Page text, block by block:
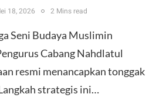
18, 2026 2 Mins read
Seni Budaya Muslimin
Cabang Nahdlatul
resmi menancapkan tonggak
strategis ini…